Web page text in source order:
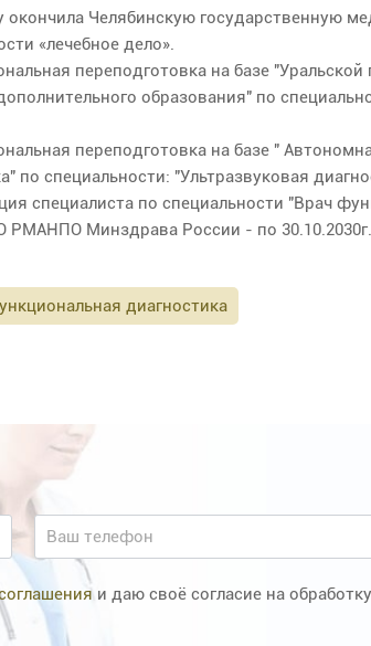
окончила Челябинскую государственную
«лечебное дело».
переподготовка на базе
образования" по
переподготовка на базе "
по специальности: "Ультразвуковая
специалиста по специальности "Врач
Минздрава России - по 30.10.2030г.
диагностика
и даю своё согласие на